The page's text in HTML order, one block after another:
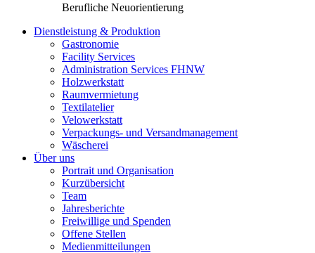
Berufliche Neuorientierung
Dienstleistung & Produktion
Gastronomie
Facility Services
Administration Services FHNW
Holzwerkstatt
Raumvermietung
Textilatelier
Velowerkstatt
Verpackungs- und Versandmanagement
Wäscherei
Über uns
Portrait und Organisation
Kurzübersicht
Team
Jahresberichte
Freiwillige und Spenden
Offene Stellen
Medienmitteilungen